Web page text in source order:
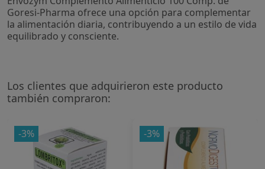
Goresi-Pharma ofrece una opción para complementar
la alimentación diaria, contribuyendo a un estilo de vida
equilibrado y consciente.
Los clientes que adquirieron este producto
también compraron:
-3% -3%